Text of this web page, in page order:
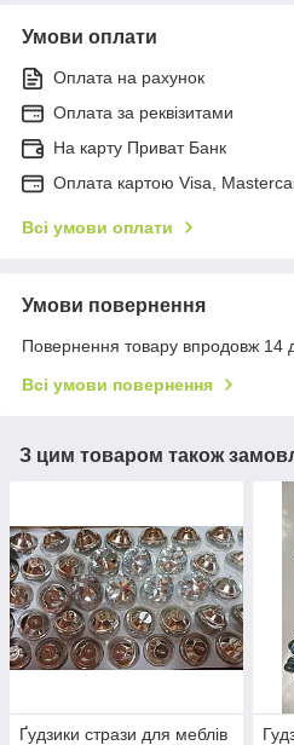
Умови оплати
Оплата на рахунок
Оплата за реквізитами
На карту Приват Банк
Оплата картою Visa,
Всі умови оплати
Умови повернення
Повернення товару впродовж 14
Всі умови повернення
З цим товаром також
Ґудзики стрази для меблів